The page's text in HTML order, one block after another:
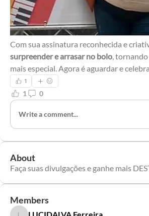
Com sua assinatura reconhecida e
surpreender e arrasar no bolo ,
mais especial. Agora é aguardar e
1
1 0
Write a comment...
About
Faça suas divulgações e ganhe mais
Members
LUCIDALVA Ferreira